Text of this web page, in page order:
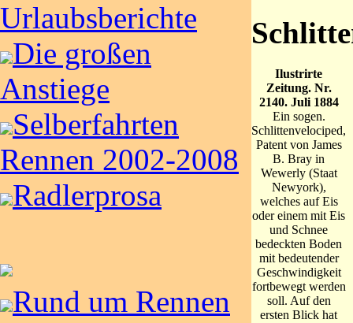
Urlaubsberichte
Die großen
Anstiege
Selberfahrten
Rennen 2002-2008
Radlerprosa
Rund um Rennen
Ilustrirte
Zeitung. Nr.
2140. Juli 1884
Ein sogen.
Schlittenvelociped,
Patent von James
B. Bray in
Wewerly (Staat
Newyork),
welches auf Eis
oder einem mit Eis
und Schnee
bedeckten Boden
mit bedeutender
Geschwindigkeit
fortbewegt werden
soll. Auf den
ersten Blick hat